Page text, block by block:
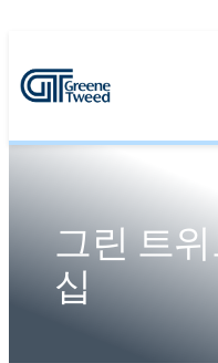
그린 트위
십